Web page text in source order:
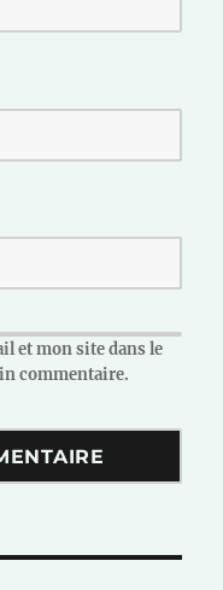
et mon site dans le
commentaire.